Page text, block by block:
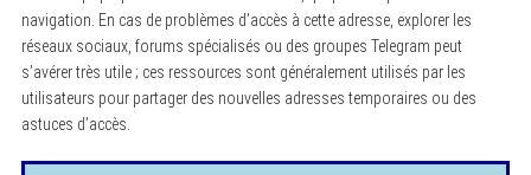
navigation. En cas de problèmes d’accès à cette adresse, explorer les
réseaux sociaux, forums spécialisés ou des groupes Telegram peut
s’avérer très utile ; ces ressources sont généralement utilisés par les
utilisateurs pour partager des nouvelles adresses temporaires ou des
astuces d’accès.